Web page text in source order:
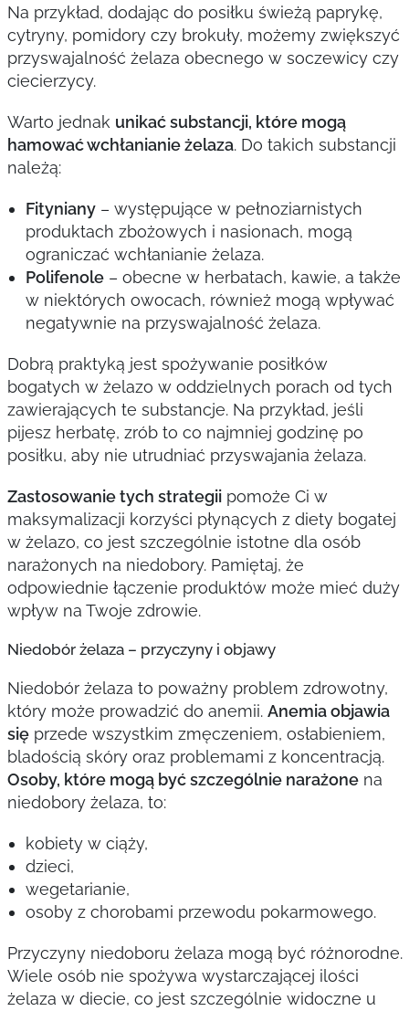
Na przykład, dodając do posiłku świeżą paprykę,
cytryny, pomidory czy brokuły, możemy zwiększyć
przyswajalność żelaza obecnego w soczewicy czy
ciecierzycy.
Warto jednak unikać substancji, które mogą
hamować wchłanianie żelaza. Do takich substancji
należą:
Fityniany– występujące w pełnoziarnistych
produktach zbożowych i nasionach, mogą
ograniczać wchłanianie żelaza.
Polifenole– obecne w herbatach, kawie, a także
w niektórych owocach, również mogą wpływać
negatywnie na przyswajalność żelaza.
Dobrą praktyką jest spożywanie posiłków
bogatych w żelazo w oddzielnych porach od tych
zawierających te substancje. Na przykład, jeśli
pijesz herbatę, zrób to co najmniej godzinę po
posiłku, aby nie utrudniać przyswajania żelaza.
Zastosowanie tych strategiipomoże Ci w
maksymalizacji korzyści płynących z diety bogatej
w żelazo, co jest szczególnie istotne dla osób
narażonych na niedobory. Pamiętaj, że
odpowiednie łączenie produktów może mieć duży
wpływ na Twoje zdrowie.
Niedobór żelaza – przyczyny i objawy
Niedobór żelaza to poważny problem zdrowotny,
który może prowadzić do anemii. Anemia objawia
sięprzede wszystkim zmęczeniem, osłabieniem,
bladością skóry oraz problemami z koncentracją.
Osoby, które mogą być szczególnie narażonena
niedobory żelaza, to:
kobiety w ciąży,
dzieci,
wegetarianie,
osoby z chorobami przewodu pokarmowego.
Przyczyny niedoboru żelaza mogą być różnorodne.
Wiele osób nie spożywa wystarczającej ilości
żelaza w diecie, co jest szczególnie widoczne u